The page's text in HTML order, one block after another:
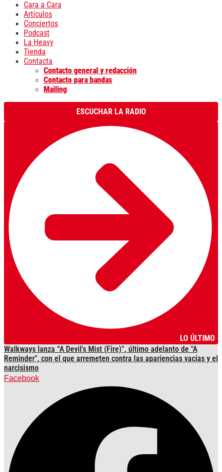
Cara a Cara
Artículos
Conciertos
Podcast
La Heavy
Tienda
Contacta
Contacto general y redacción
Contacto para bandas
Mailing
ESCUCHAR LA RADIO
LO ÚLTIMO
Walkways lanza “A Devil's Mist (Fire)”, último adelanto de "A
Reminder", con el que arremeten contra las apariencias vacías y el
narcisismo
Facebook